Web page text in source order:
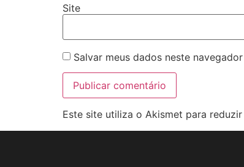
Site
Salvar meus dados neste
Este site utiliza o Akismet para reduzir